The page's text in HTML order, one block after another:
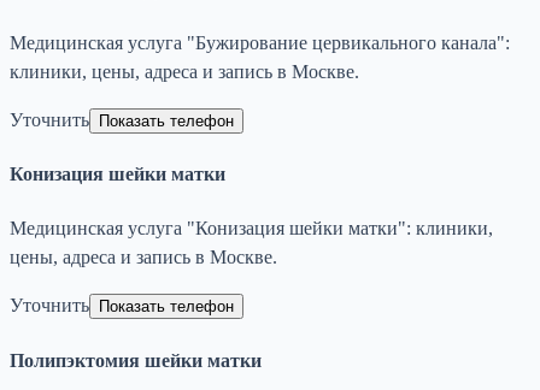
Медицинская услуга "Бужирование цервикального канала":
клиники, цены, адреса и запись в Москве.
Уточнить Показать телефон
Конизация шейки матки
Медицинская услуга "Конизация шейки матки": клиники,
цены, адреса и запись в Москве.
Уточнить Показать телефон
Полипэктомия шейки матки